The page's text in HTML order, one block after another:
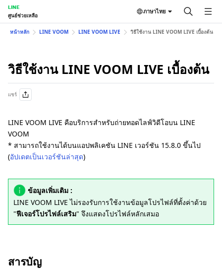
LINE
ศูนย์ช่วยเหลือ
ภาษาไทย
หน้าหลัก LINE VOOM LINE VOOM LIVE วิธีใช้งาน LINE VOOM LIVE เบื้องต้น
วิธีใช้งาน LINE VOOM LIVE เบื้องต้น
แชร์
LINE VOOM LIVE คือบริการสำหรับถ่ายทอดไลฟ์วิดีโอบน LINE
VOOM
* สามารถใช้งานได้บนแอปพลิเคชัน LINE เวอร์ชัน 15.8.0 ขึ้นไป
(อัปเดตเป็นเวอร์ชันล่าสุด)
ข้อมูลเพิ่มเติม :
LINE VOOM LIVE ไม่รองรับการใช้งานข้อมูลโปรไฟล์ที่ตั้งค่าด้วย
"ฟีเจอร์โปรไฟล์เสริม" จึงแสดงโปรไฟล์หลักเสมอ
สารบัญ